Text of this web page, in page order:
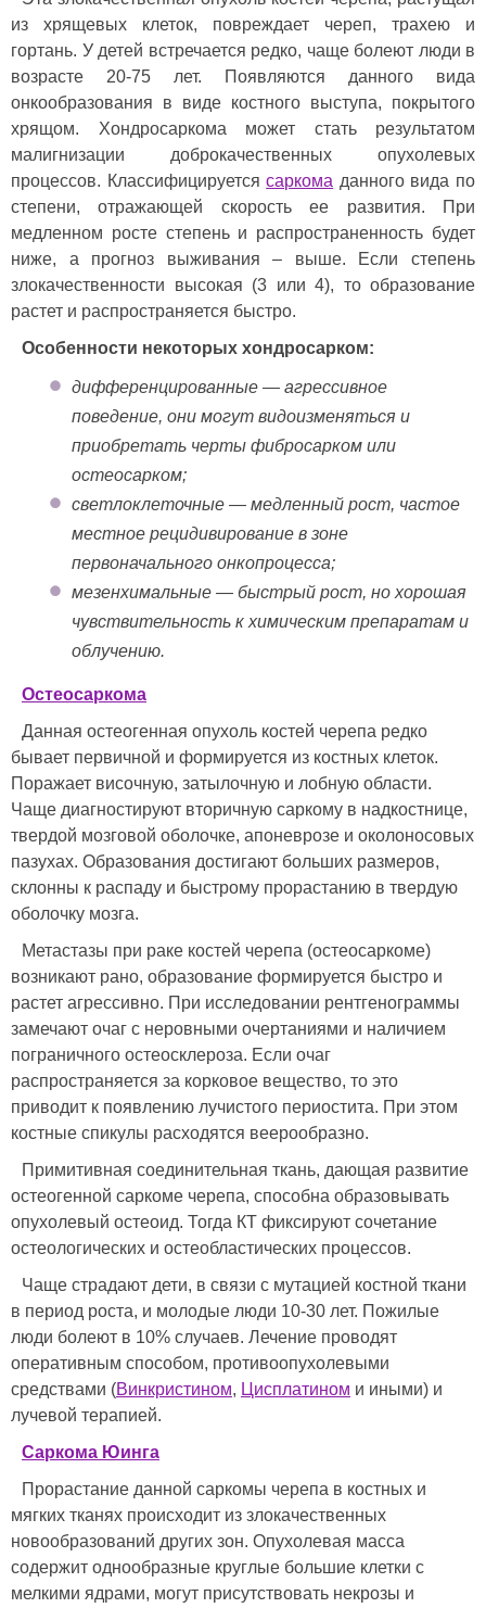
из хрящевых клеток, повреждает череп, трахею и
гортань. У детей встречается редко, чаще болеют люди в
возрасте 20-75 лет. Появляются данного вида
онкообразования в виде костного выступа, покрытого
хрящом. Хондросаркома может стать результатом
малигнизации доброкачественных опухолевых
процессов. Классифицируетсясаркома данного вида по
степени, отражающей скорость ее развития. При
медленном росте степень и распространенность будет
ниже, а прогноз выживания – выше. Если степень
злокачественности высокая (3 или 4), то образование
растет и распространяется быстро.
Особенности некоторых хондросарком:
дифференцированные — агрессивное
поведение, они могут видоизменяться и
приобретать черты фибросарком или
остеосарком;
светлоклеточные — медленный рост, частое
местное рецидивирование в зоне
первоначального онкопроцесса;
мезенхимальные — быстрый рост, но хорошая
чувствительность к химическим препаратам и
облучению.
Остеосаркома
Данная остеогенная опухоль костей черепа редко
бывает первичной и формируется из костных клеток.
Поражает височную, затылочную и лобную области.
Чаще диагностируют вторичную саркому в надкостнице,
твердой мозговой оболочке, апоневрозе и околоносовых
пазухах. Образования достигают больших размеров,
склонны к распаду и быстрому прорастанию в твердую
оболочку мозга.
Метастазы при раке костей черепа (остеосаркоме)
возникают рано, образование формируется быстро и
растет агрессивно. При исследовании рентгенограммы
замечают очаг с неровными очертаниями и наличием
пограничного остеосклероза. Если очаг
распространяется за корковое вещество, то это
приводит к появлению лучистого периостита. При этом
костные спикулы расходятся веерообразно.
Примитивная соединительная ткань, дающая развитие
остеогенной саркоме черепа, способна образовывать
опухолевый остеоид. Тогда КТ фиксируют сочетание
остеологических и остеобластических процессов.
Чаще страдают дети, в связи с мутацией костной ткани
в период роста, и молодые люди 10-30 лет. Пожилые
люди болеют в 10% случаев. Лечение проводят
оперативным способом, противоопухолевыми
средствами (Винкристином, Цисплатином и иными) и
лучевой терапией.
Саркома Юинга
Прорастание данной саркомы черепа в костных и
мягких тканях происходит из злокачественных
новообразований других зон. Опухолевая масса
содержит однообразные круглые большие клетки с
мелкими ядрами, могут присутствовать некрозы и